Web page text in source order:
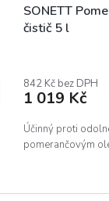
SONETT
čistič 5 l
842 Kč bez DPH
1 019 Kč
Účinný proti
pomerančovým